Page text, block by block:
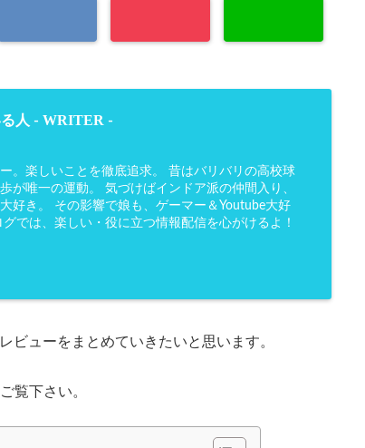
人 - WRITER -
。楽しいことを徹底追求。 昔はバリバリの高校球
が唯一の運動。 気づけばインドア派の仲間入り、
好き。 その影響で娘も、ゲーマー＆Youtube大好
では、楽しい・役に立つ情報配信を心がけるよ！
ビューをまとめていきたいと思います。
覧下さい。